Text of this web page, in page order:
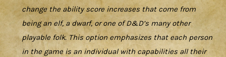
change the ability score increases that come from
being an elf, a dwarf, or one of D&D’s many other
playable folk. This option emphasizes that each person
in the game is an individual with capabilities all their